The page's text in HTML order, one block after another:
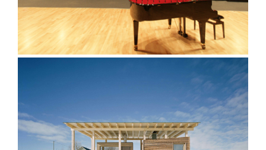
Sauna Tuuliniemi